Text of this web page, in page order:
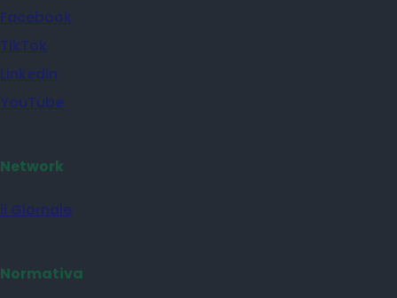
Facebook
TikTok
Linkedin
YouTube
Network
il Giornale
Normativa